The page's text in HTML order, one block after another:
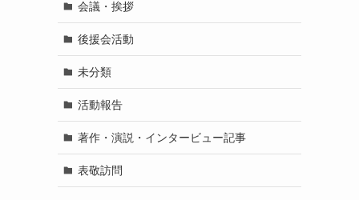
会議・挨拶
後援会活動
未分類
活動報告
著作・演説・インタービュー記事
表敬訪問